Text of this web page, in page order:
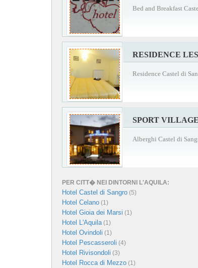
Bed and Breakfast
RESIDENCE
Residence Castel di
SPORT
Alberghi Castel di
PER CITT� NEI DINTORNI L'AQUILA:
Hotel Castel di Sangro (5)
Hotel Celano (1)
Hotel Gioia dei Marsi (1)
Hotel L'Aquila(1)
Hotel Ovindoli (1)
Hotel Pescasseroli (4)
Hotel Rivisondoli (3)
Hotel Rocca di Mezzo (1)